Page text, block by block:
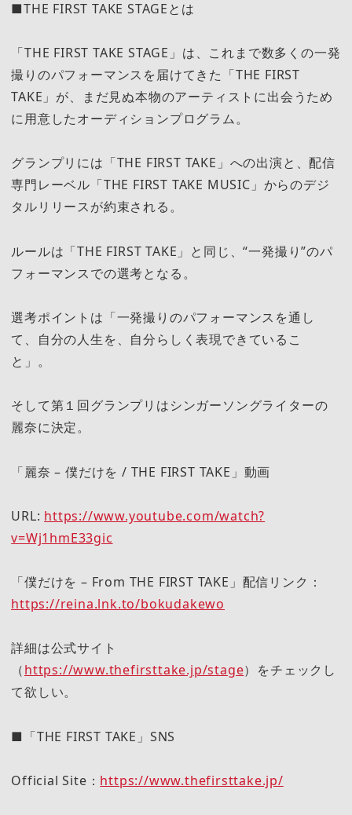
■THE FIRST TAKE STAGEとは
「THE FIRST TAKE STAGE」は、これまで数多くの一発
撮りのパフォーマンスを届けてきた「THE FIRST
TAKE」が、まだ見ぬ本物のアーティストに出会うため
に用意したオーディションプログラム。
グランプリには「THE FIRST TAKE」への出演と、配信
専門レーベル「THE FIRST TAKE MUSIC」からのデジ
タルリリースが約束される。
ルールは「THE FIRST TAKE」と同じ、“一発撮り”のパ
フォーマンスでの選考となる。
選考ポイントは「一発撮りのパフォーマンスを通し
て、自分の人生を、自分らしく表現できているこ
と」。
そして第１回グランプリはシンガーソングライターの
麗奈に決定。
「麗奈 – 僕だけを / THE FIRST TAKE」動画
URL: https://www.youtube.com/watch?
v=Wj1hmE33gic
「僕だけを – From THE FIRST TAKE」配信リンク：
https://reina.lnk.to/bokudakewo
詳細は公式サイト
（https://www.thefirsttake.jp/stage）をチェックし
て欲しい。
■「THE FIRST TAKE」SNS
Official Site： https://www.thefirsttake.jp/